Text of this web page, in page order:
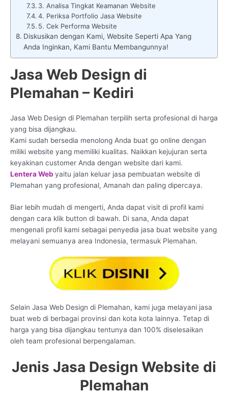
3. Analisa Tingkat Keamanan Website
4. Periksa Portfolio Jasa Website
5. Cek Performa Website
Diskusikan dengan Kami, Website Seperti Apa Yang
Anda Inginkan, Kami Bantu Membangunnya!
Jasa Web Design di
Plemahan – Kediri
Jasa Web Design di Plemahan terpilih serta profesional di harga
yang bisa dijangkau.
Kami sudah bersedia menolong Anda buat go online dengan
miliki website yang memiliki kualitas. Naikkan kejujuran serta
keyakinan customer Anda dengan website dari kami.
Lentera Web yaitu jalan keluar jasa pembuatan website di
Plemahan yang profesional, Amanah dan paling dipercaya.
Biar lebih mudah di mengerti, Anda dapat visit di profil kami
dengan cara klik button di bawah. Di sana, Anda dapat
mengenali profil kami sebagai penyedia jasa buat website yang
melayani semuanya area Indonesia, termasuk Plemahan.
Selain Jasa Web Design di Plemahan, kami juga melayani jasa
buat web di berbagai provinsi dan kota kota lainnya. Tetap di
harga yang bisa dijangkau tentunya dan 100% diselesaikan
oleh team profesional berpengalaman.
Jenis Jasa Design Website di
Plemahan